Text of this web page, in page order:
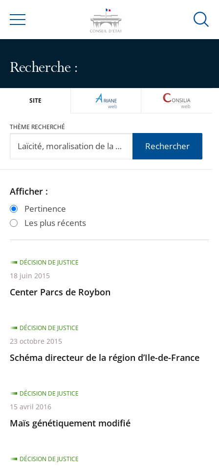
Menu
Ouvrir
Recherche :
SITE ARIANEWEB
THÈME RECHERCHÉ
Rechercher
Passer
les
filtres
après
Passer
les
filtres
avant
Afficher :
Pertinence
Les plus récents
Center Parcs de Roybon
DÉCISION DE JUSTICE
18 juin 2015
Schéma directeur de la région d’Ile-de-France
DÉCISION DE JUSTICE
23 octobre 2015
Maïs génétiquement modifié
DÉCISION DE JUSTICE
15 avril 2016
DÉCISION DE JUSTICE